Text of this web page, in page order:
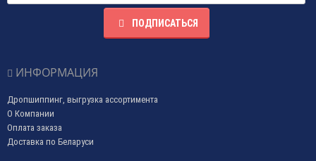
ПОДПИСАТЬСЯ
ИНФОРМАЦИЯ
Дропшиппинг, выгрузка ассортимента
О Компании
Оплата заказа
Доставка по Беларуси